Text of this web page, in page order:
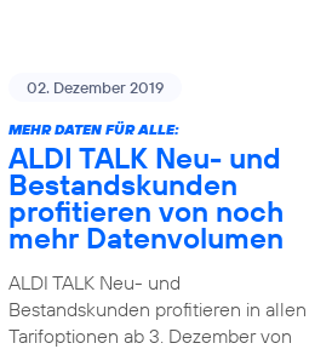
02. Dezember 2019
MEHR DATEN FÜR ALLE:
ALDI TALK Neu- und
Bestandskunden
profitieren von noch
mehr Datenvolumen
ALDI TALK Neu- und
Bestandskunden profitieren in allen
Tarifoptionen ab 3. Dezember von